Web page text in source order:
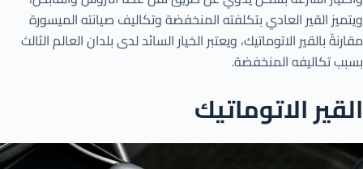
ويتميز القير العادي بتكلفته المنخفضة وتكاليف صيانته الميسورة
مقارنةً بالقير الاتوماتيك، ويعتبر الخيار السائد لدى بلدان العالم الثالث
بسبب تكاليفه المنخفضة.
القير الاتوماتيك